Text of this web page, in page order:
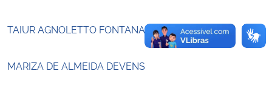
TAIUR AGNOLETTO FONTANA
MARIZA DE ALMEIDA DEVENS